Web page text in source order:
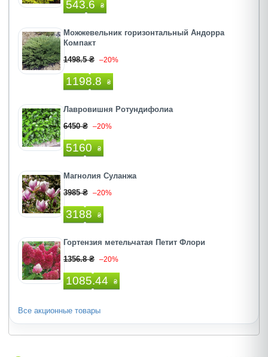
543.6 ₴
Можжевельник горизонтальный Андорра
Компакт
1498.5 ₴ –20%
1198.8 ₴
Лавровишня Ротундифолиа
6450 ₴ –20%
5160 ₴
Магнолия Суланжа
3985 ₴ –20%
3188 ₴
Гортензия метельчатая Петит Флори
1356.8 ₴ –20%
1085.44 ₴
Все акционные товары